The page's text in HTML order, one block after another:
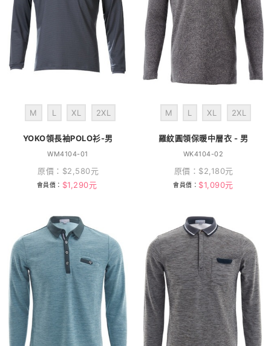
M L XL 2XL
YOKO領長袖POLO衫-男
WM4104-01
原價： $2,580元
會員價： $1,290元
M L XL 2XL
羅紋圓領保暖中層衣 - 男
WK4104-02
原價： $2,180元
會員價： $1,090元